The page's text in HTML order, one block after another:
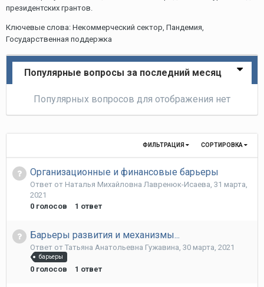
президентских грантов.
Ключевые слова: Некоммерческий сектор, Пандемия,
Государственная поддержка
Популярные вопросы за последний месяц
Популярных вопросов для отображения нет
СОРТИРОВКА
ФИЛЬТРАЦИЯ
Организационные и финансовые барьеры
Ответ от Наталья Михайловна Лавренюк-Исаева, 31 марта,
2021
0 голосов 1 ответ
Барьеры развития и механизмы...
Ответ от Татьяна Анатольевна Гужавина 30 марта, 2021
барьеры
0 голосов 1 ответ